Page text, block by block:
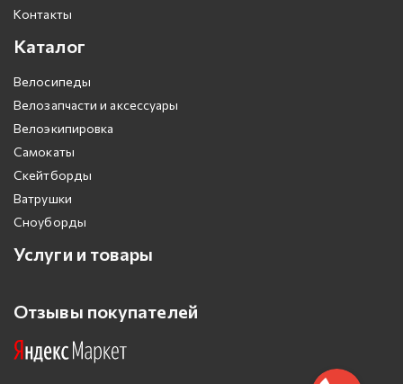
Контакты
Каталог
Велосипеды
Велозапчасти и аксессуары
Велоэкипировка
Самокаты
Скейтборды
Ватрушки
Сноуборды
Услуги и товары
Отзывы покупателей